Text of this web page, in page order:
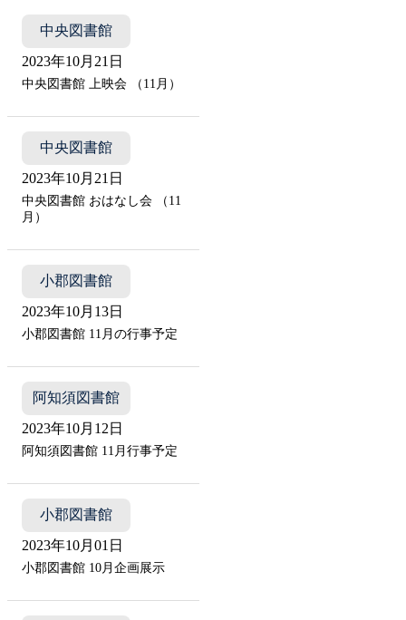
中央図書館
2023年10月21日
中央図書館 上映会 （11月）
中央図書館
2023年10月21日
中央図書館 おはなし会 （11
月）
小郡図書館
2023年10月13日
小郡図書館 11月の行事予定
阿知須図書館
2023年10月12日
阿知須図書館 11月行事予定
小郡図書館
2023年10月01日
小郡図書館 10月企画展示